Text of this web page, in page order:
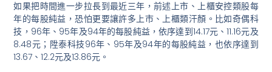
如果把時間進一步拉長到最近三年，前述上市、上櫃安控類股每
年的每股純益，恐怕更要讓許多上市、上櫃類汗顏。比如奇偶科
技，96年、95年及94年的每股純益，依序達到14.17元、11.16元及
8.48元；陞泰科技96年、95年及94年的每股純益，也依序達到
13.67、12.2元及13.86元。